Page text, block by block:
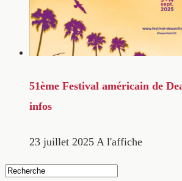
51ème Festival américain de
infos
23 juillet 2025 A l'affiche